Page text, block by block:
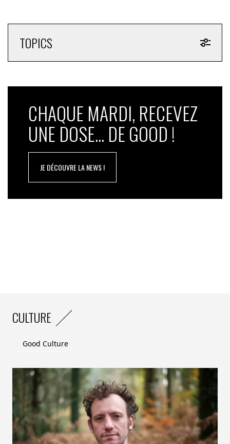
TOPICS
CHAQUE MARDI, RECEVEZ
UNE DOSE... DE GOOD !
JE DÉCOUVRE LA NEWS !
CULTURE
Good Culture